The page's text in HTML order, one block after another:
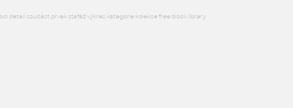
detail součást prvek stafáž výkres kategorie kolekce free block library